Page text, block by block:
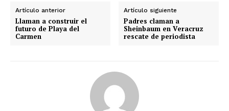
Artículo anterior
Llaman a construir el
futuro de Playa del
Carmen
Artículo siguiente
Padres claman a
Sheinbaum en Veracruz
rescate de periodista